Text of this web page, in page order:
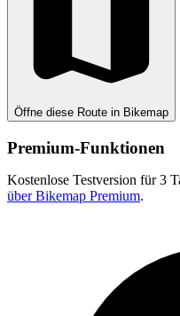
Öffne diese Route in Bikemap
Premium-Funktionen
Kostenlose Testversion für 3
über Bikemap Premium.